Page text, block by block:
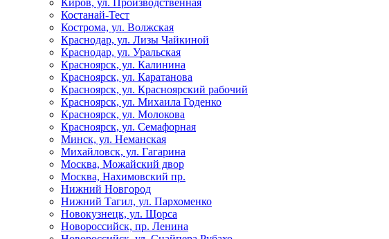
Киров, ул. Производственная
Костанай-Тест
Кострома, ул. Волжская
Краснодар, ул. Лизы Чайкиной
Краснодар, ул. Уральская
Красноярск, ул. Калинина
Красноярск, ул. Каратанова
Красноярск, ул. Красноярский рабочий
Красноярск, ул. Михаила Годенко
Красноярск, ул. Молокова
Красноярск, ул. Семафорная
Минск, ул. Неманская
Михайловск, ул. Гагарина
Москва, Можайский двор
Москва, Нахимовский пр.
Нижний Новгород
Нижний Тагил, ул. Пархоменко
Новокузнецк, ул. Щорса
Новороссийск, пр. Ленина